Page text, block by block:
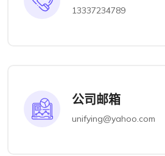
13337234789
公司邮箱
unifying@yahoo.com